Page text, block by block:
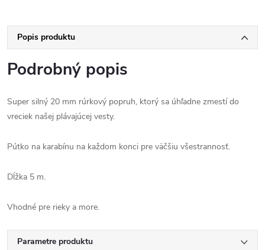
Popis produktu
Podrobný popis
Super silný 20 mm rúrkový popruh, ktorý sa úhľadne zmestí do
vreciek našej plávajúcej vesty.
Pútko na karabínu na každom konci pre väčšiu všestrannosť.
Dĺžka 5 m.
Vhodné pre rieky a more.
Parametre produktu